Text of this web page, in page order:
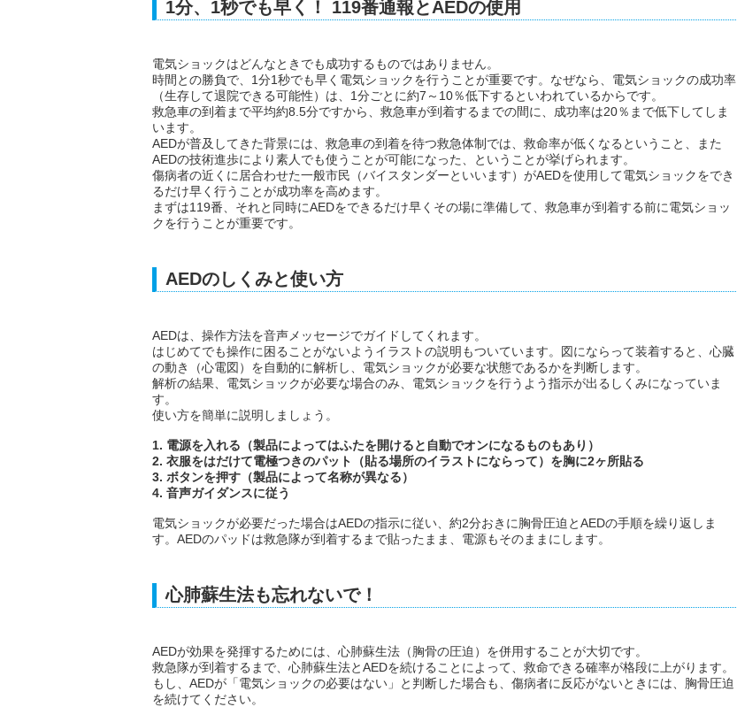
1分、1秒でも早く！ 119番通報とAEDの使用
電気ショックはどんなときでも成功するものではありません。
時間との勝負で、1分1秒でも早く電気ショックを行うことが重要です。なぜなら、電気ショックの成功率
（生存して退院できる可能性）は、1分ごとに約7～10％低下するといわれているからです。
救急車の到着まで平均約8.5分ですから、救急車が到着するまでの間に、成功率は20％まで低下してしま
います。
AEDが普及してきた背景には、救急車の到着を待つ救急体制では、救命率が低くなるということ、また
AEDの技術進歩により素人でも使うことが可能になった、ということが挙げられます。
傷病者の近くに居合わせた一般市民（バイスタンダーといいます）がAEDを使用して電気ショックをでき
るだけ早く行うことが成功率を高めます。
まずは119番、それと同時にAEDをできるだけ早くその場に準備して、救急車が到着する前に電気ショッ
クを行うことが重要です。
AEDのしくみと使い方
AEDは、操作方法を音声メッセージでガイドしてくれます。
はじめてでも操作に困ることがないようイラストの説明もついています。図にならって装着すると、心臓
の動き（心電図）を自動的に解析し、電気ショックが必要な状態であるかを判断します。
解析の結果、電気ショックが必要な場合のみ、電気ショックを行うよう指示が出るしくみになっていま
す。
使い方を簡単に説明しましょう。
1. 電源を入れる（製品によってはふたを開けると自動でオンになるものもあり）
2. 衣服をはだけて電極つきのパット（貼る場所のイラストにならって）を胸に2ヶ所貼る
3. ボタンを押す（製品によって名称が異なる）
4. 音声ガイダンスに従う
電気ショックが必要だった場合はAEDの指示に従い、約2分おきに胸骨圧迫とAEDの手順を繰り返しま
す。AEDのパッドは救急隊が到着するまで貼ったまま、電源もそのままにします。
心肺蘇生法も忘れないで！
AEDが効果を発揮するためには、心肺蘇生法（胸骨の圧迫）を併用することが大切です。
救急隊が到着するまで、心肺蘇生法とAEDを続けることによって、救命できる確率が格段に上がります。
もし、AEDが「電気ショックの必要はない」と判断した場合も、傷病者に反応がないときには、胸骨圧迫
を続けてください。